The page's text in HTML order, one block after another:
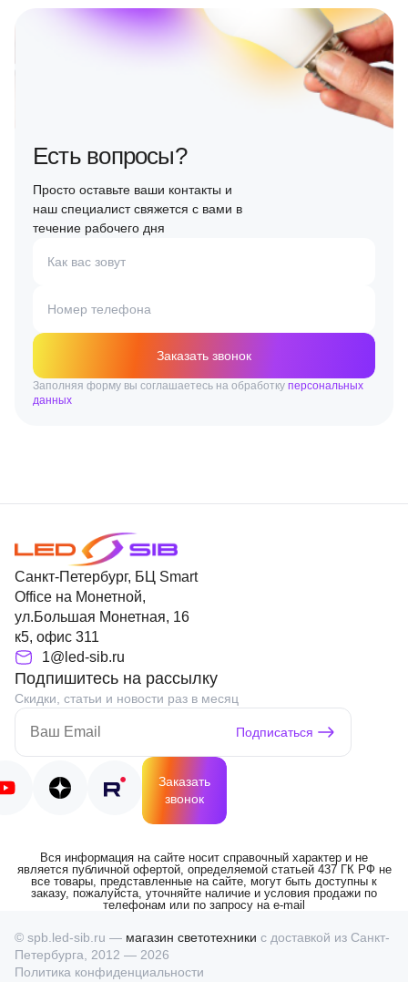
Есть вопросы?
Просто оставьте ваши контакты и
наш специалист свяжется с вами в
течение рабочего дня
Как вас зовут
Номер телефона
Заказать звонок
Заполняя форму вы соглашаетесь на обработку персональных
данных
Санкт-Петербург, БЦ Smart
Office на Монетной,
ул.Большая Монетная, 16
к5, офис 311
1@led-sib.ru
Подпишитесь на рассылку
Скидки, статьи и новости раз в месяц
Подписаться
Заказать
звонок
Вся информация на сайте носит справочный характер и не
является публичной офертой, определяемой статьей 437 ГК РФ не
все товары, представленные на сайте, могут быть доступны к
заказу, пожалуйста, уточняйте наличие и условия продажи по
телефонам или по запросу на e-mail
© spb.led-sib.ru — магазин светотехники с доставкой из Санкт-
Петербурга, 2012 — 2026
Политика конфиденциальности